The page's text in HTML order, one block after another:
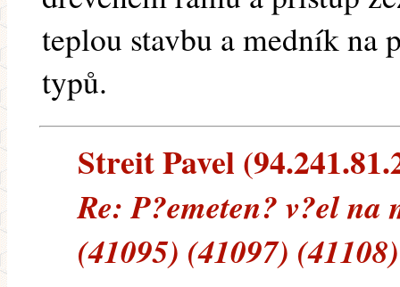
teplou stavbu a medník na
typů.
Streit Pavel
Re: P?emeten? v?el na
(41095) (41097)